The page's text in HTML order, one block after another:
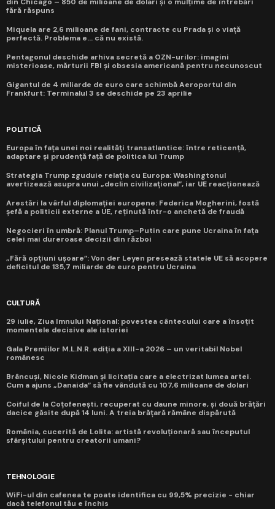
fără răspuns
Miquela are 2,6 milioane de fani, contracte cu Prada și o viață
perfectă. Problema e... că nu există.
Pentagonul deschide arhiva secretă a OZN-urilor: imagini
misterioase, mărturii FBI și obsesia americană pentru necunoscut
Gigantul de 4 miliarde de euro care schimbă Aeroportul din
Frankfurt: Terminalul 3 se deschide pe 23 aprilie
POLITICĂ
Europa în fața unei noi realități transatlantice: între reticență,
adaptare și prudență față de politica lui Trump
Strategia Trump zguduie relația cu Europa: Washingtonul
avertizează asupra unui „declin civilizațional”, iar UE reacționează
Arestări la vârful diplomației europene: Federica Mogherini, fostă
șefă a politicii externe a UE, reținută într-o anchetă de fraudă
Negocieri în umbră: Planul Trump–Putin care pune Ucraina în fața
celei mai dureroase decizii din război
„Fără opțiuni ușoare”: Von der Leyen presează statele UE să acopere
deficitul de 135,7 miliarde de euro pentru Ucraina
CULTURĂ
29 iulie, Ziua Imnului Național: povestea cântecului care a însoțit
momentele decisive ale istoriei
Gala Premiilor M.L.N.R. ediția a XIII-a 2026 – un veritabil Nobel
românesc
Brâncuși, Nicole Kidman și licitația care a electrizat lumea artei.
Cum a ajuns „Danaida” să fie vândută cu 107,6 milioane de dolari
Coiful de la Coțofenești, recuperat cu daune minore, și două brățări
dacice găsite după 14 luni. A treia brățară rămâne dispărută
România, cucerită de Lolita: artistă revoluționară sau începutul
sfârșitului pentru creatorii umani?
TEHNOLOGIE
WiFi-ul din cafenea te poate identifica cu 99,5% precizie - chiar
dacă telefonul tău e închis